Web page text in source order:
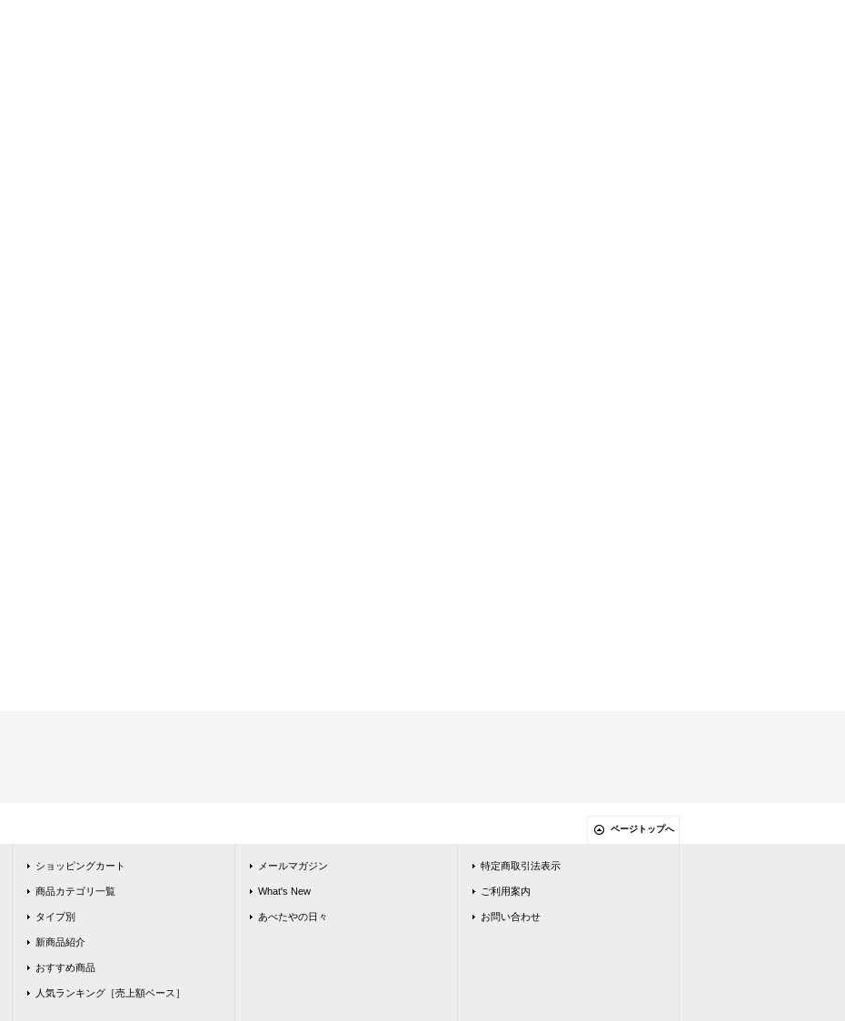
ページトップへ
ショッピングカート
商品カテゴリ一覧
タイプ別
新商品紹介
おすすめ商品
人気ランキング［売上額ベース］
メールマガジン
What's New
あべたやの日々
特定商取引法表示
ご利用案内
お問い合わせ